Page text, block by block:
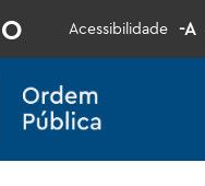
Acessibilidade -A